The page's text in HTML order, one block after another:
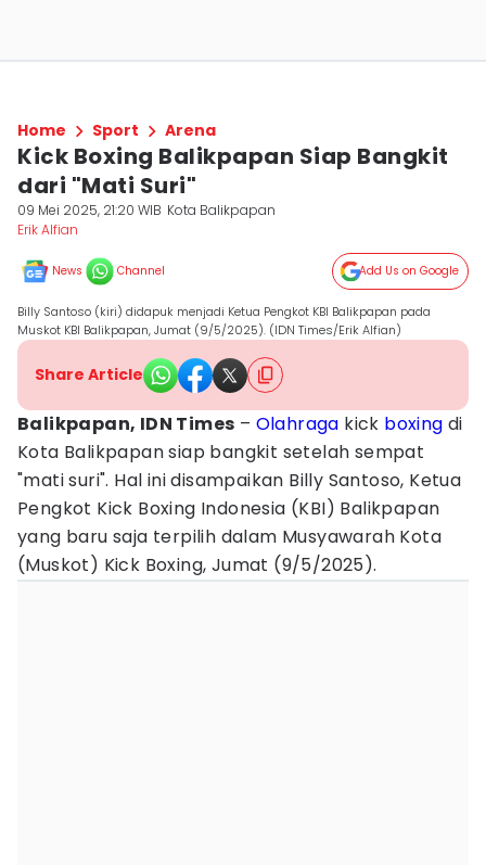
Home Sport Arena
Kick Boxing Balikpapan Siap Bangkit
dari "Mati Suri"
09 Mei 2025, 21:20 WIB Kota Balikpapan
Erik Alfian
News Channel Add Us on Google
Billy Santoso (kiri) didapuk menjadi Ketua Pengkot KBI Balikpapan pada
Muskot KBI Balikpapan, Jumat (9/5/2025). (IDN Times/Erik Alfian)
Share Article
Balikpapan, IDN Times – Olahraga kick boxing di
Kota Balikpapan siap bangkit setelah sempat
"mati suri". Hal ini disampaikan Billy Santoso, Ketua
Pengkot Kick Boxing Indonesia (KBI) Balikpapan
yang baru saja terpilih dalam Musyawarah Kota
(Muskot) Kick Boxing, Jumat (9/5/2025).